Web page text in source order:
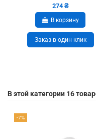
274 ₴
В корзину
Заказ в один клик
В этой категории 16
-7%